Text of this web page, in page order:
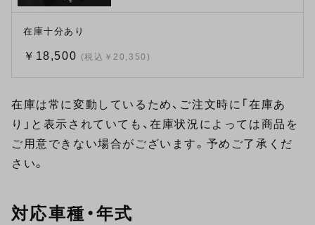
在庫十分あり
￥18,500 (税込￥20,350)
在庫は常に変動しているため、ご注文時に「在庫あ
り」と表示されていても、在庫状況によっては商品を
ご用意できない場合がございます。予めご了承くだ
さい。
対応車種・年式